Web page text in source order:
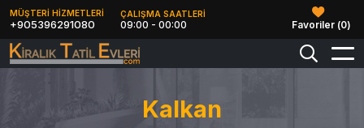
MÜŞTERİ HİZMETLERİ
+905396291080
ÇALIŞMA SAATLERİ
09:00 - 00:00 Favoriler (0)
Kalkan